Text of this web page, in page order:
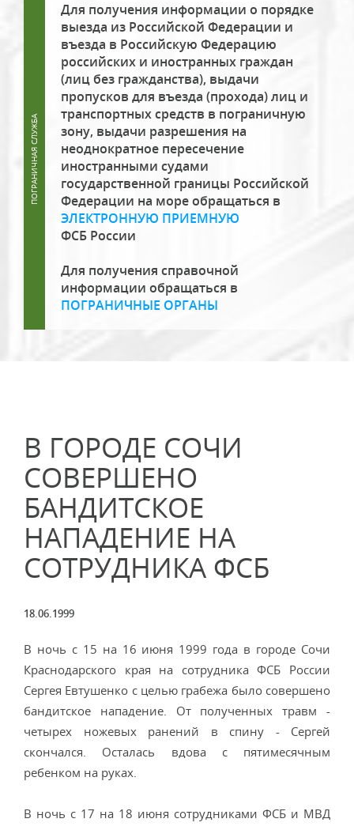
Для получения информации о порядке
выезда из Российской Федерации и
въезда в Российскую Федерацию
российских и иностранных граждан
(лиц без гражданства), выдачи
пропусков для въезда (прохода) лиц и
транспортных средств в пограничную
зону, выдачи разрешения на
неоднократное пересечение
иностранными судами
государственной границы Российской
Федерации на море обращаться в
ЭЛЕКТРОННУЮ ПРИЕМНУЮ
ФСБ России
Для получения справочной
информации обращаться в
ПОГРАНИЧНЫЕ ОРГАНЫ
В ГОРОДЕ СОЧИ
СОВЕРШЕНО
БАНДИТСКОЕ
НАПАДЕНИЕ НА
СОТРУДНИКА ФСБ
18.06.1999
В ночь с 15 на 16 июня 1999 года в городе Сочи
Краснодарского края на сотрудника ФСБ России
Сергея Евтушенко с целью грабежа было совершено
бандитское нападение. От полученных травм -
четырех ножевых ранений в спину - Сергей
скончался. Осталась вдова с пятимесячным
ребенком на руках.
В ночь с 17 на 18 июня сотрудниками ФСБ и МВД